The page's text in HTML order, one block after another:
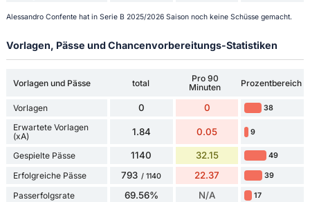
Alessandro Confente hat in Serie B 2025/2026 Saison noch keine Schüsse gemacht.
Vorlagen, Pässe und Chancenvorbereitungs-Statistiken
Vorlagen und Pässe total
Pro 90
Minuten
Prozentbereich
Vorlagen 0 0 38
Erwartete Vorlagen
(xA)
1.84 0.05 9
Gespielte Pässe 1140 32.15 49
Erfolgreiche Pässe 793 / 1140 22.37 39
Passerfolgsrate 69.56% N/A 17